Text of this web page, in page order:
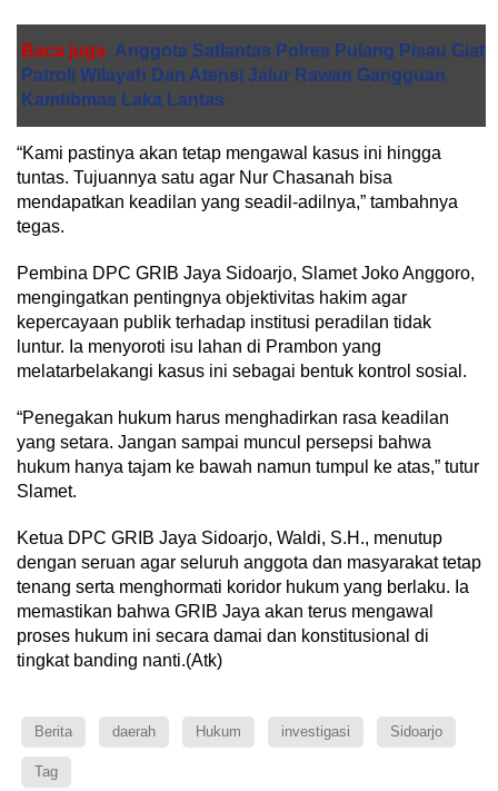
Baca juga Anggota Satlantas Polres Pulang Pisau Giat
Patroli Wilayah Dan Atensi Jalur Rawan Gangguan
Kamtibmas Laka Lantas
“Kami pastinya akan tetap mengawal kasus ini hingga
tuntas. Tujuannya satu agar Nur Chasanah bisa
mendapatkan keadilan yang seadil-adilnya,” tambahnya
tegas.
​Pembina DPC GRIB Jaya Sidoarjo, Slamet Joko Anggoro,
mengingatkan pentingnya objektivitas hakim agar
kepercayaan publik terhadap institusi peradilan tidak
luntur. Ia menyoroti isu lahan di Prambon yang
melatarbelakangi kasus ini sebagai bentuk kontrol sosial.
​“Penegakan hukum harus menghadirkan rasa keadilan
yang setara. Jangan sampai muncul persepsi bahwa
hukum hanya tajam ke bawah namun tumpul ke atas,” tutur
Slamet.
​Ketua DPC GRIB Jaya Sidoarjo, Waldi, S.H., menutup
dengan seruan agar seluruh anggota dan masyarakat tetap
tenang serta menghormati koridor hukum yang berlaku. Ia
memastikan bahwa GRIB Jaya akan terus mengawal
proses hukum ini secara damai dan konstitusional di
tingkat banding nanti.(Atk)
Berita daerah Hukum investigasi Sidoarjo
Tag